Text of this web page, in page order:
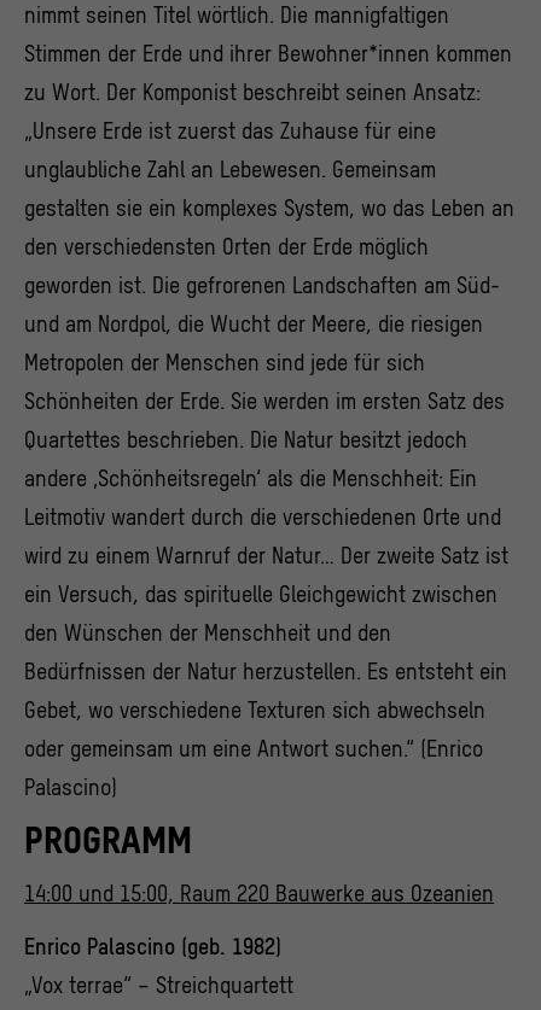
nimmt seinen Titel wörtlich. Die mannigfaltigen
Stimmen der Erde und ihrer Bewohner*innen kommen
zu Wort. Der Komponist beschreibt seinen Ansatz:
„Unsere Erde ist zuerst das Zuhause für eine
unglaubliche Zahl an Lebewesen. Gemeinsam
gestalten sie ein komplexes System, wo das Leben an
den verschiedensten Orten der Erde möglich
geworden ist. Die gefrorenen Landschaften am Süd-
und am Nordpol, die Wucht der Meere, die riesigen
Metropolen der Menschen sind jede für sich
Schönheiten der Erde. Sie werden im ersten Satz des
Quartettes beschrieben. Die Natur besitzt jedoch
andere ‚Schönheitsregeln‘ als die Menschheit: Ein
Leitmotiv wandert durch die verschiedenen Orte und
wird zu einem Warnruf der Natur… Der zweite Satz ist
ein Versuch, das spirituelle Gleichgewicht zwischen
den Wünschen der Menschheit und den
Bedürfnissen der Natur herzustellen. Es entsteht ein
Gebet, wo verschiedene Texturen sich abwechseln
oder gemeinsam um eine Antwort suchen.“ (Enrico
Palascino)
PROGRAMM
14:00 und 15:00, Raum 220 Bauwerke aus Ozeanien
Enrico Palascino (geb. 1982)
„Vox terrae“ – Streichquartett